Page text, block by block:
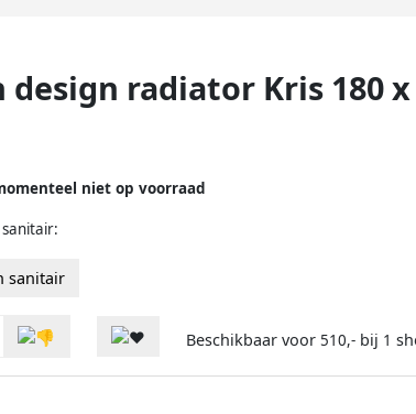
design radiator Kris 180 x
niet op voorraad
sanitair
Beschikbaar voor 510,- bij 1